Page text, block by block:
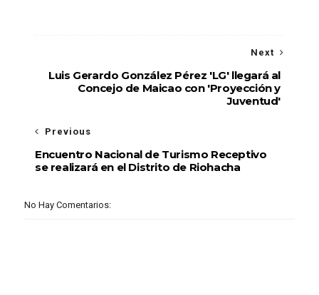
Next
Luis Gerardo González Pérez 'LG' llegará al
Concejo de Maicao con 'Proyección y
Juventud'
Previous
Encuentro Nacional de Turismo Receptivo
se realizará en el Distrito de Riohacha
No Hay Comentarios: